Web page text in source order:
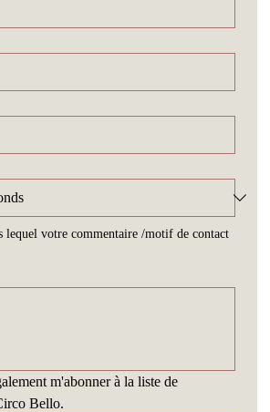
lequel votre commentaire /motif de contact
m'abonner à la liste de
Bello.